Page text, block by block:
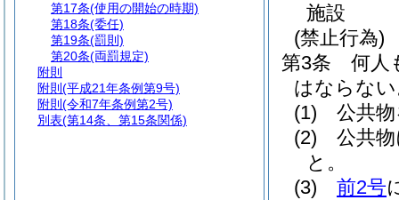
施設
(禁止行為)
第3条
何人
はならな
(1)
公共
(2)
公共
と。
(3)
前2号
第17条(使用の開始の時期)
第18条(委任)
第19条(罰則)
第20条(両罰規定)
附則
附則 (平成21年条例第9号)
附則 (令和7年条例第2号)
別表(第14条、第15条関係)